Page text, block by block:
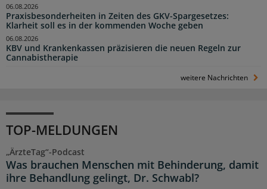
Praxisbesonderheiten in Zeiten des GKV-Spargesetzes:
Klarheit soll es in der kommenden Woche geben
06.08.2026
KBV und Krankenkassen präzisieren die neuen Regeln zur
Cannabistherapie
06.08.2026
weitere Nachrichten
TOP-MELDUNGEN
„ÄrzteTag“-Podcast
Was brauchen Menschen mit Behinderung, damit
ihre Behandlung gelingt, Dr. Schwabl?